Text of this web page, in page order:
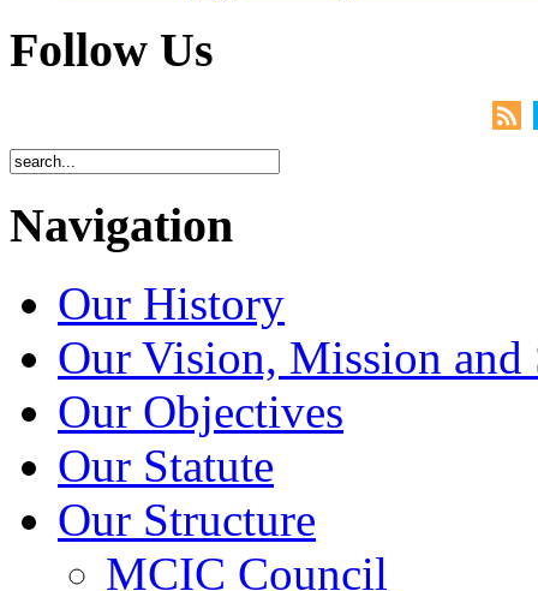
Follow Us
Navigation
Our History
Our Vision, Mission and
Our Objectives
Our Statute
Our Structure
MCIC Council